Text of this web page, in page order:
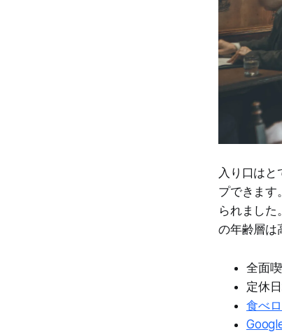
入り口はと
プできます
られまし
の年齢層は
全面
定休
食べ